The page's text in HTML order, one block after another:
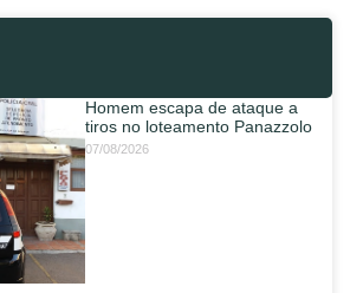
Homem escapa de ataque a
tiros no loteamento Panazzolo
07/08/2026